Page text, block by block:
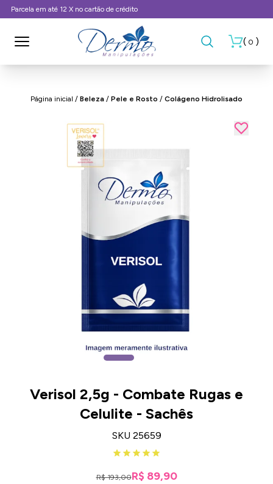
Frete Grátis, consulte as condições
( 0 )
Página inicial / Beleza / Pele e Rosto / Colágeno Hidrolisado
Verisol 2,5g - Combate Rugas e
Celulite - Sachês
SKU 25659
R$ 193,00R$ 89,90